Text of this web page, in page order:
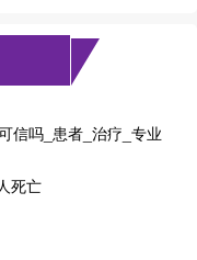
信吗_患者_治疗_专业
死亡